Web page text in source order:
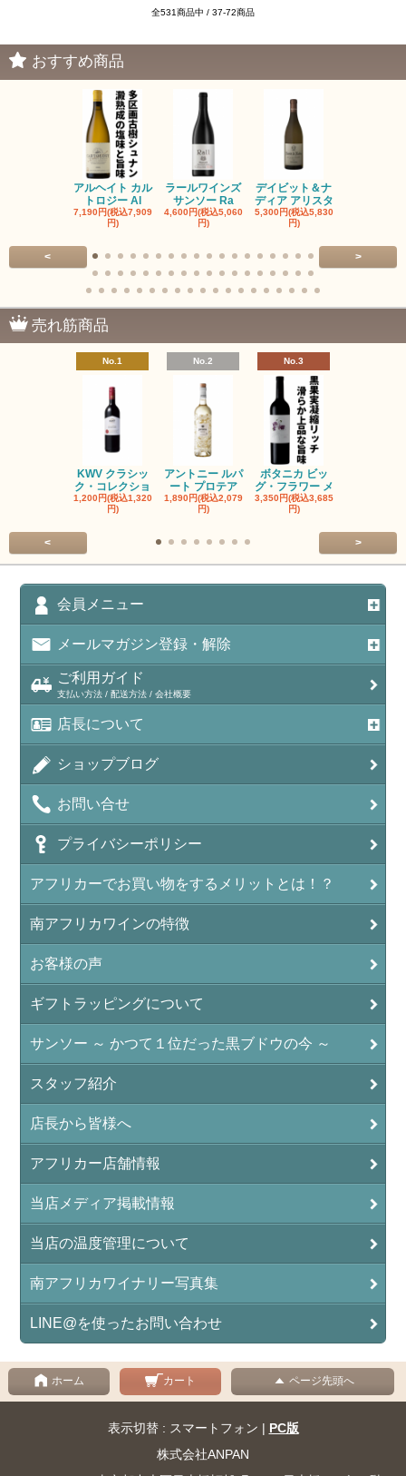
全531商品中 / 37-72商品
おすすめ商品
アルヘイト カル
トロジー Al
7,190円(税込7,909
円)
ラールワインズ
サンソー Ra
4,600円(税込5,060
円)
デイビット＆ナ
ディア アリスタ
5,300円(税込5,830
円)
< >
売れ筋商品
No.1
KWV クラシッ
ク・コレクショ
1,200円(税込1,320
円)
No.2
アントニー ルパ
ート プロテア
1,890円(税込2,079
円)
No.3
ボタニカ ビッ
グ・フラワー メ
3,350円(税込3,685
円)
< >
会員メニュー
メールマガジン登録・解除
ご利用ガイド
支払い方法 / 配送方法 / 会社概要
店長について
ショップブログ
お問い合せ
プライバシーポリシー
アフリカーでお買い物をするメリットとは！？
南アフリカワインの特徴
お客様の声
ギフトラッピングについて
サンソー ～ かつて１位だった黒ブドウの今 ～
スタッフ紹介
店長から皆様へ
アフリカー店舗情報
当店メディア掲載情報
当店の温度管理について
南アフリカワイナリー写真集
LINE@を使ったお問い合わせ
ホーム カート ページ先頭へ
表示切替 : スマートフォン | PC版
株式会社ANPAN